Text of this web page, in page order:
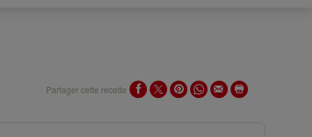
Partager cette recette